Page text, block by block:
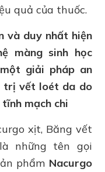
quả của thuốc.
và duy nhất hiện
màng sinh học
giải pháp an
trị vết loét da do
mạch chi
xịt, Băng vết
những tên gọi
phẩm Nacurgo